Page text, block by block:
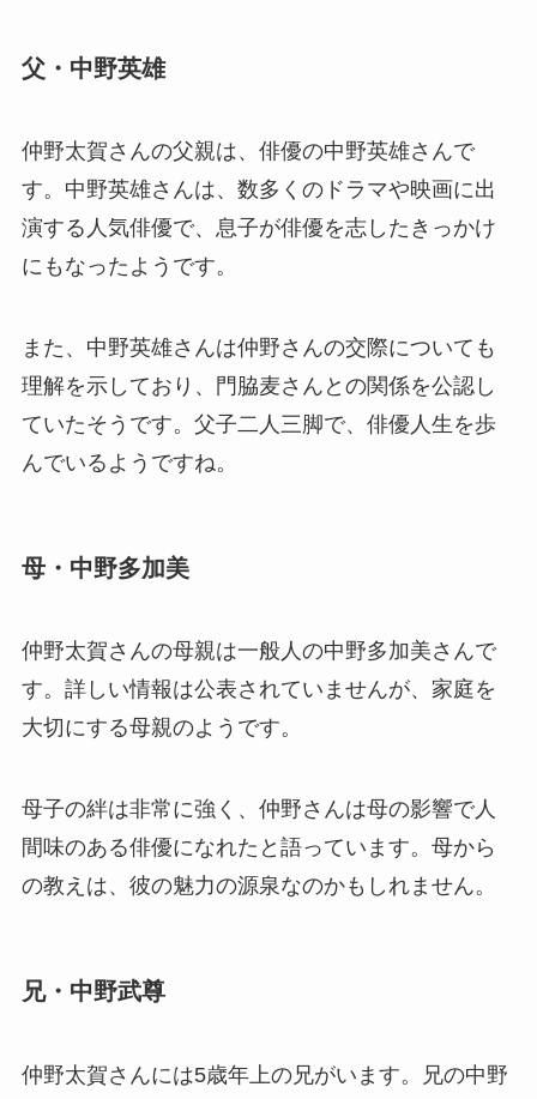
父・中野英雄
仲野太賀さんの父親は、俳優の中野英雄さんで
す。中野英雄さんは、数多くのドラマや映画に出
演する人気俳優で、息子が俳優を志したきっかけ
にもなったようです。
また、中野英雄さんは仲野さんの交際についても
理解を示しており、門脇麦さんとの関係を公認し
ていたそうです。父子二人三脚で、俳優人生を歩
んでいるようですね。
母・中野多加美
仲野太賀さんの母親は一般人の中野多加美さんで
す。詳しい情報は公表されていませんが、家庭を
大切にする母親のようです。
母子の絆は非常に強く、仲野さんは母の影響で人
間味のある俳優になれたと語っています。母から
の教えは、彼の魅力の源泉なのかもしれません。
兄・中野武尊
仲野太賀さんには5歳年上の兄がいます。兄の中野